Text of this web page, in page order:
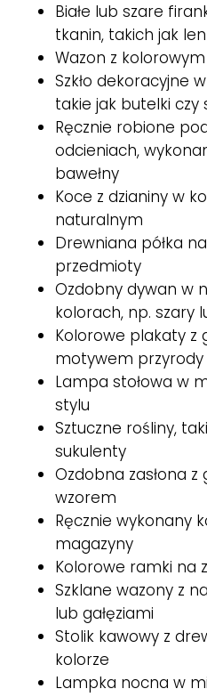
Białe lub szare
tkanin, takich jak
Wazon z
Szkło dekoracyjne
takie jak butelki czy
Ręcznie robione
odcieniach,
bawełny
Koce z dzianiny w
naturalnym
Drewniana półka
przedmioty
Ozdobny dywan w
kolorach, np. szary
Kolorowe plakaty z
motywem przyrody
Lampa stołowa w
stylu
Sztuczne rośliny,
sukulenty
Ozdobna zasłona
wzorem
Ręcznie wykonany
magazyny
Kolorowe ramki na
Szklane wazony z
lub gałęziami
Stolik kawowy z
kolorze
Lampka nocna w